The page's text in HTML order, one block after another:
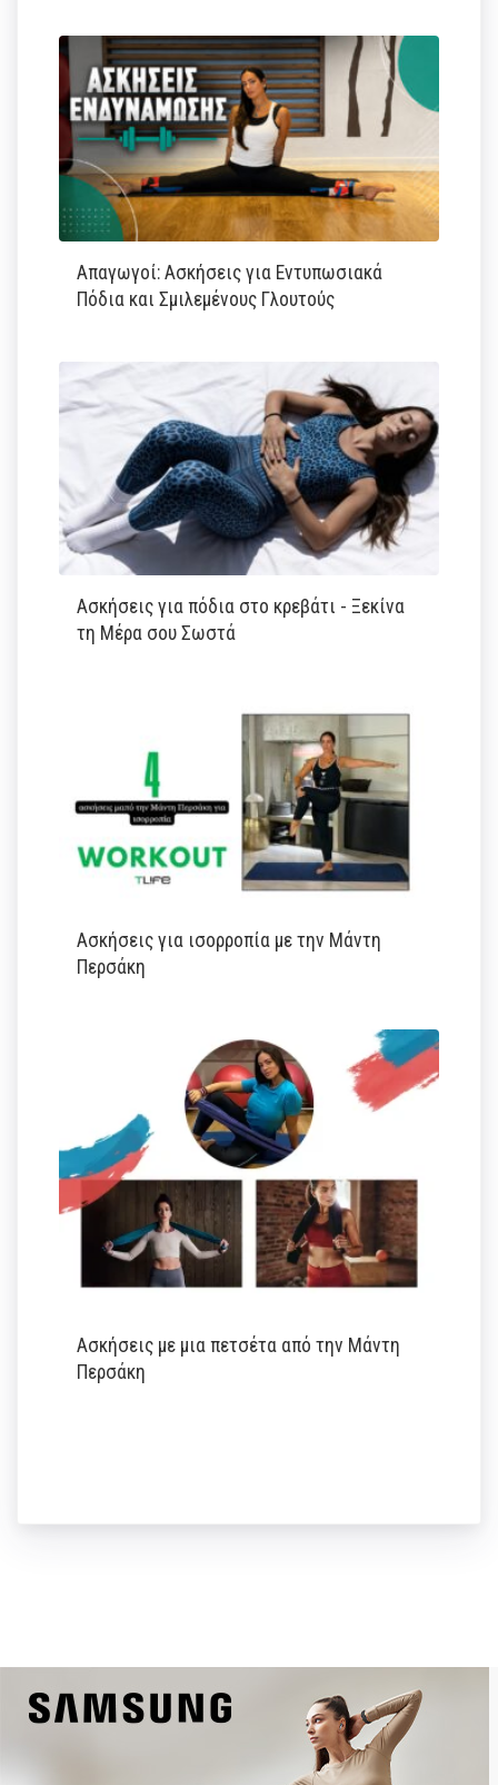
Απαγωγοί: Ασκήσεις για Εντυπωσιακά
Πόδια και Σμιλεμένους Γλουτούς
Ασκήσεις για πόδια στο κρεβάτι - Ξεκίνα
τη Μέρα σου Σωστά
Ασκήσεις για ισορροπία με την Μάντη
Περσάκη
Ασκήσεις με μια πετσέτα από την Μάντη
Περσάκη